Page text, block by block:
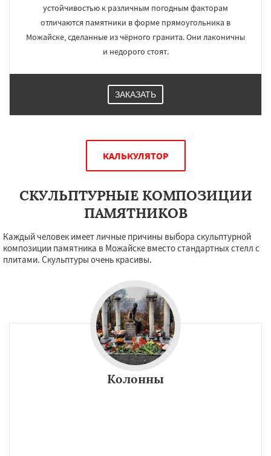
устойчивостью к различным погодным факторам
отличаются памятники в форме прямоугольника в
Можайске, сделанные из чёрного гранита. Они лаконичны
и недорого стоят.
ЗАКАЗАТЬ
КАЛЬКУЛЯТОР
СКУЛЬПТУРНЫЕ КОМПОЗИЦИИ
ПАМЯТНИКОВ
Каждый человек имеет личные причины выбора скульптурной
композиции памятника в Можайске вместо стандартных стелл с
плитами. Скульптуры очень красивы.
Колонны